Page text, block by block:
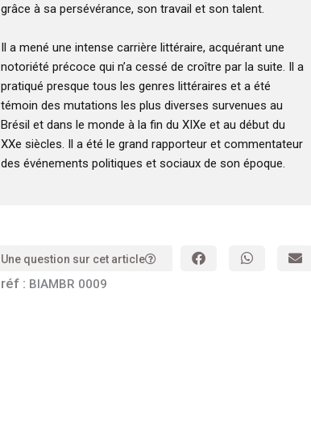
grâce à sa persévérance, son travail et son talent.
Il a mené une intense carrière littéraire, acquérant une
notoriété précoce qui n’a cessé de croître par la suite. Il a
pratiqué presque tous les genres littéraires et a été
témoin des mutations les plus diverses survenues au
Brésil et dans le monde à la fin du XIXe et au début du
XXe siècles. Il a été le grand rapporteur et commentateur
des événements politiques et sociaux de son époque.
Une question sur cet article
réf : BIAMBR 0009